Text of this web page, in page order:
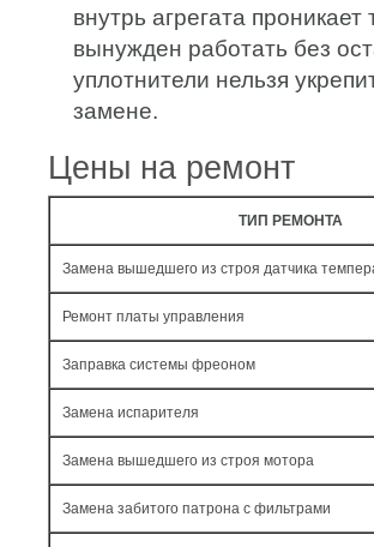
внутрь агрегата
вынужден работать без
уплотнители нельзя
замене.
Цены на ремонт
ТИП РЕМОНТА
Замена вышедшего из строя датчика
Ремонт платы управления
Заправка системы фреоном
Замена испарителя
Замена вышедшего из строя мотора
Замена забитого патрона с фильтрами